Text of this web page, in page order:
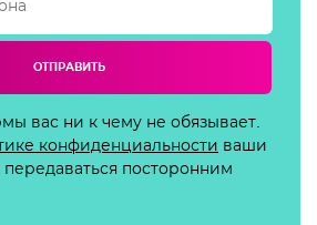
вас ни к чему не обязывает.
конфиденциальности ваши
посторонним
ОТПРАВИТЬ